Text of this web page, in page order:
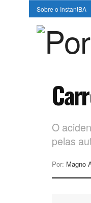
Sobre o InstantBA
O
pelas
Por: Magno